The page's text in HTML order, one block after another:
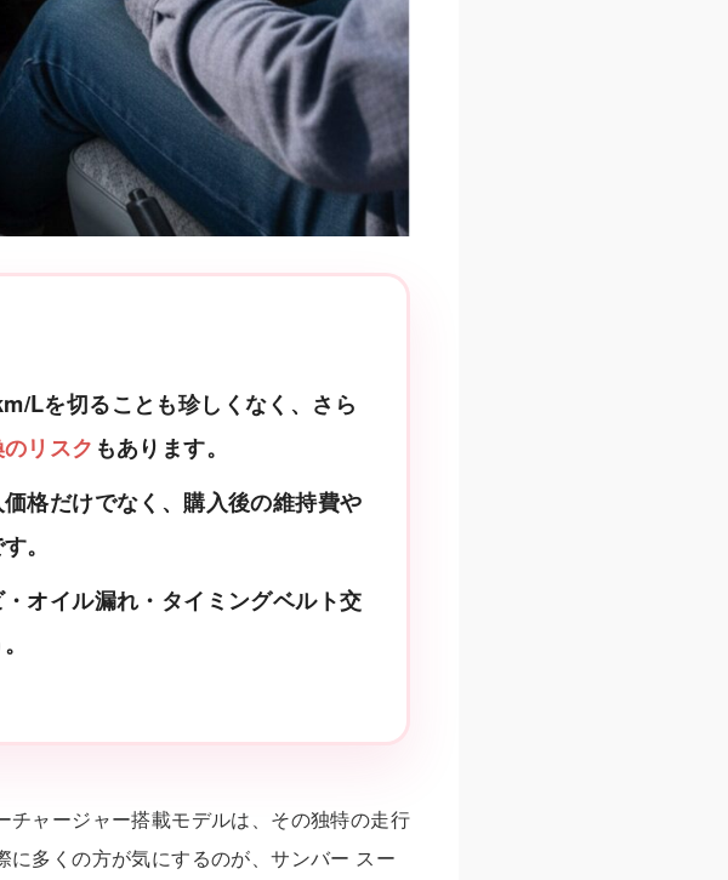
Lを切ることも珍しくなく、さら
リスク もあります。
格だけでなく、購入後の維持費や
。
オイル漏れ・タイミングベルト交
チャージャー搭載モデルは、その独特の走行
多くの方が気にするのが、サンバー スー